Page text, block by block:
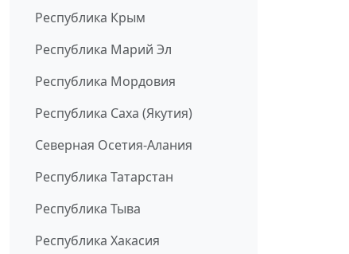
Республика Крым
Республика Марий Эл
Республика Мордовия
Республика Саха (Якутия)
Северная Осетия-Алания
Республика Татарстан
Республика Тыва
Республика Хакасия